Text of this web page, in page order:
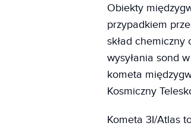
Obiekty
przypadkiem
skład chemiczny
wysyłania sond
kometa
Kosmiczny
Kometa 3I/Atlas